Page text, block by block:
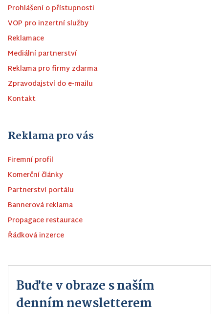
Prohlášení o přístupnosti
VOP pro inzertní služby
Reklamace
Mediální partnerství
Reklama pro firmy zdarma
Zpravodajství do e-mailu
Kontakt
Reklama pro vás
Firemní profil
Komerční články
Partnerství portálu
Bannerová reklama
Propagace restaurace
Řádková inzerce
Buďte v obraze s naším
denním newsletterem